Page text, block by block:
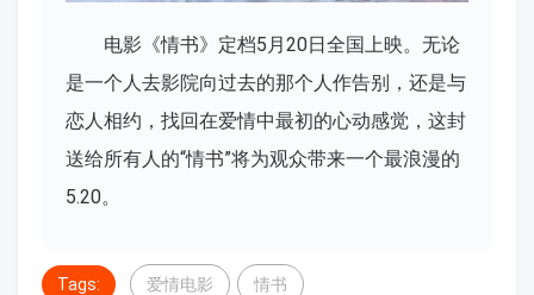
电影《情书》定档5月20日全国上映。无论
是一个人去影院向过去的那个人作告别，还是与
恋人相约，找回在爱情中最初的心动感觉，这封
送给所有人的“情书”将为观众带来一个最浪漫的
5.20。
Tags: 爱情电影 情书